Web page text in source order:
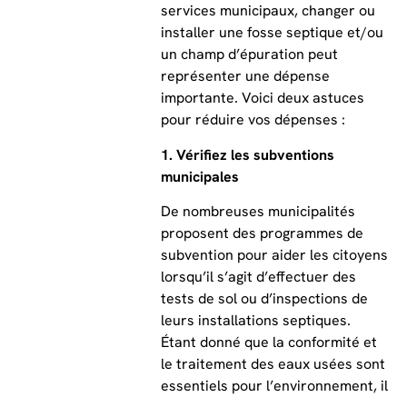
services municipaux, changer ou
installer une fosse septique et/ou
un champ d’épuration peut
représenter une dépense
importante. Voici deux astuces
pour réduire vos dépenses :
1. Vérifiez les subventions
municipales
De nombreuses municipalités
proposent des programmes de
subvention pour aider les citoyens
lorsqu’il s’agit d’effectuer des
tests de sol ou d’inspections de
leurs installations septiques.
Étant donné que la conformité et
le traitement des eaux usées sont
essentiels pour l’environnement, il